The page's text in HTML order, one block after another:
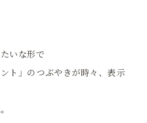
いな形で
ト」のつぶやきが時々、表示